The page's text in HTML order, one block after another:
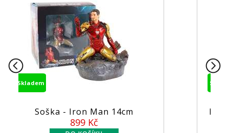
Skladem
Figurka MCFarlane - DC Comics